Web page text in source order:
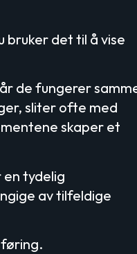
bruker det til å vise
de fungerer
sliter ofte med
skaper et
tydelig
av tilfeldige